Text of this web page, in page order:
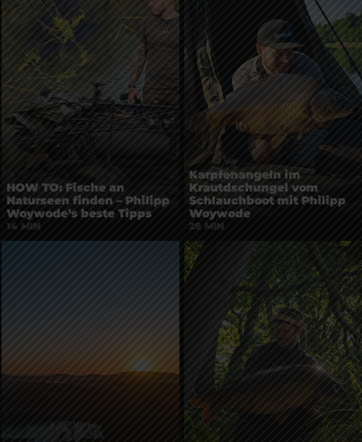
14 MIN
HOW TO: Fische an
Naturseen finden – Philipp
Woywode’s beste Tipps
28 MIN
Karpfenangeln im
Krautdschungel vom
Schlauchboot mit Philipp
Woywode